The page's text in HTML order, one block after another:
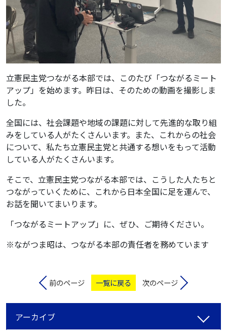
立憲民主党つながる本部では、このたび「つながるミート
アップ」を始めます。昨日は、そのための動画を撮影しま
した。
全国には、社会課題や地域の課題に対して先進的な取り組
みをしている人がたくさんいます。また、これからの社会
について、私たち立憲民主党と共通する想いをもって活動
している人がたくさんいます。
そこで、立憲民主党つながる本部では、こうした人たちと
つながっていくために、これから日本全国に足を運んで、
お話を聞いてまいります。
「つながるミートアップ」に、ぜひ、ご期待ください。
※ながつま昭は、つながる本部の責任者を務めています
前のページ 一覧に戻る 次のページ
アーカイブ